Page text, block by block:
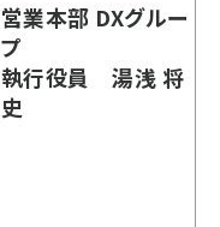
営業本部 DXグルー
プ
執行役員 湯浅 将
史